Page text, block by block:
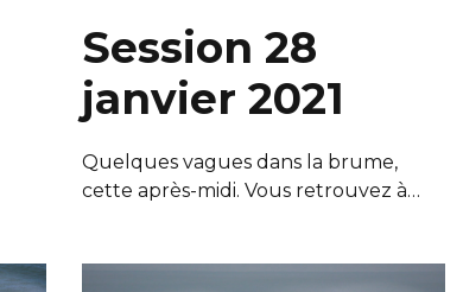
Session 28
janvier 2021
Quelques vagues dans la brume,
cette après-midi. Vous retrouvez à…